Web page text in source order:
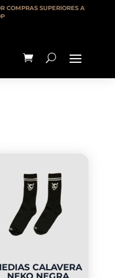
COMPRAS SUPERIORES A
CALAVERA
NEKO NEGRA